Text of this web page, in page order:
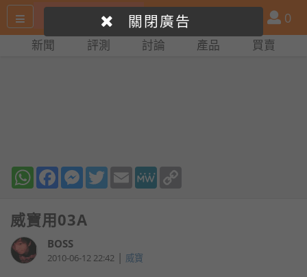
尋
產
品
比
會
員
0
新聞 評測 討論 產品 買賣
WhatsAppFacebookMessenger
TwitterEmail MeWe
威寶用03A
BOSS
2010-06-12 22:42 | 威寶
關閉廣告